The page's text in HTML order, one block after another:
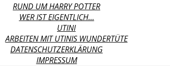
RUND UM HARRY POTTER
WER IST EIGENTLICH…
UTINI
ARBEITEN MIT UTINIS WUNDERTÜTE
DATENSCHUTZERKLÄRUNG
IMPRESSUM